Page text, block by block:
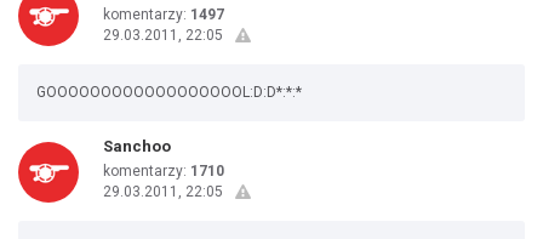
komentarzy: 1497
29.03.2011, 22:05
GOOOOOOOOOOOOOOOOOOL:D:D*:*:*
Sanchoo
komentarzy: 1710
29.03.2011, 22:05